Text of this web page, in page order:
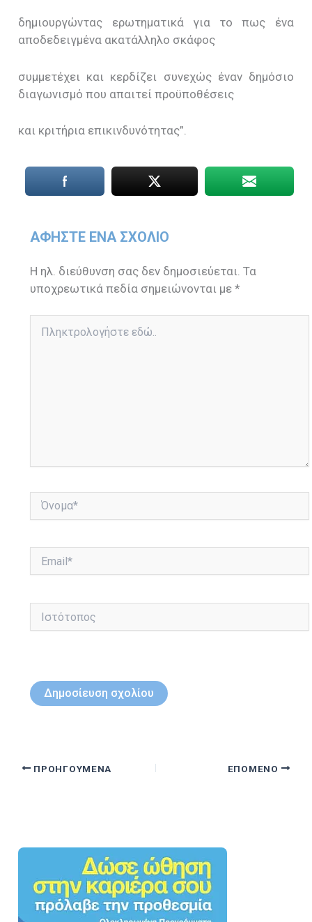
δημιουργώντας ερωτηματικά για το πως ένα
αποδεδειγμένα ακατάλληλο σκάφος
συμμετέχει και κερδίζει συνεχώς έναν δημόσιο
διαγωνισμό που απαιτεί προϋποθέσεις
και κριτήρια επικινδυνότητας”.
ΑΦΉΣΤΕ ΈΝΑ ΣΧΌΛΙΟ
Η ηλ. διεύθυνση σας δεν δημοσιεύεται. Τα
υποχρεωτικά πεδία σημειώνονται με*
εδώ..
Όνομα*
ΠΡΟΗΓΟΎΜΕΝΑ ΕΠΌΜΕΝΟ